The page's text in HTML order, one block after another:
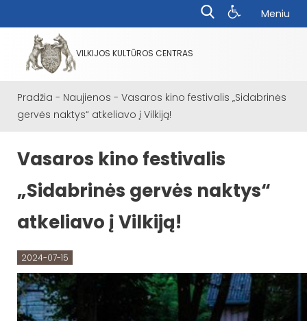
Meniu
VILKIJOS KULTŪROS CENTRAS
Pradžia - Naujienos - Vasaros kino festivalis „Sidabrinės
gervės naktys“ atkeliavo į Vilkiją!
Vasaros kino festivalis
„Sidabrinės gervės naktys“
atkeliavo į Vilkiją!
2024-07-15